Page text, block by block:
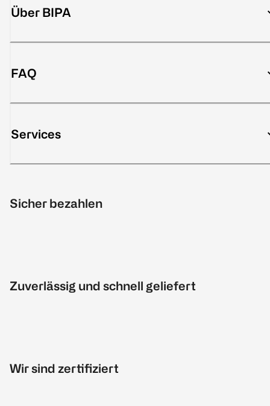
Über BIPA
FAQ
Services
Sicher bezahlen
Zuverlässig und schnell geliefert
Wir sind zertifiziert